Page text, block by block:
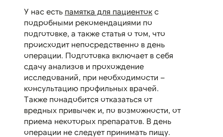
У нас есть памятка для пациенток с
подробными рекомендациями по
подготовке, а также статья о том, что
происходит непосредственно в день
операции. Подготовка включает в себя
сдачу анализов и прохождение
исследований, при необходимости –
консультацию профильных врачей.
Также понадобится отказаться от
вредных привычек и, по возможности, от
приема некоторых препаратов. В день
операции не следует принимать пищу.